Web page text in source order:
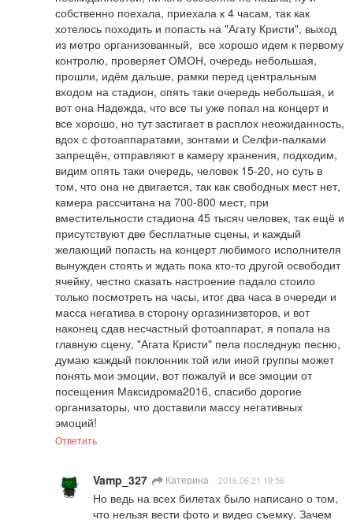
собственно поехала, приехала к 4 часам, так как
хотелось походить и попасть на "Агату Кристи", выход
из метро организованный,  все хорошо идем к первому
контролю, проверяет ОМОН, очередь небольшая,
прошли, идём дальше, рамки перед центральным
входом на стадион, опять таки очередь небольшая, и
вот она Надежда, что все ты уже попал на концерт и
все хорошо, но тут застигает в расплох неожиданность,
вдох с фотоаппаратами, зонтами и Селфи-палками
запрещён, отправляют в камеру хранения, подходим,
видим опять таки очередь, человек 15-20, но суть в
том, что она не двигается, так как свободных мест нет,
камера рассчитана на 700-800 мест, при
вместительности стадиона 45 тысяч человек, так ещё и
присутствуют две бесплатные сцены, и каждый
желающий попасть на концерт любимого исполнителя
вынужден стоять и ждать пока кто-то другой освободит
ячейку, честно сказать настроение падало стоило
только посмотреть на часы, итог два часа в очереди и
масса негатива в сторону оргазинизвторов, и вот
наконец сдав несчастный фотоаппарат, я попала на
главную сцену, "Агата Кристи" пела последную песню,
думаю каждый поклонник той или иной группы может
понять мои эмоции, вот пожалуй и все эмоции от
посещения Максидрома2016, спасибо дорогие
организаторы, что доставили массу негативных
эмоций!
Ответить
Vamp_327 Катерина 2016.06.21 19:56
Но ведь на всех билетах было написано о том,
что нельзя вести фото и видео съемку. Зачем